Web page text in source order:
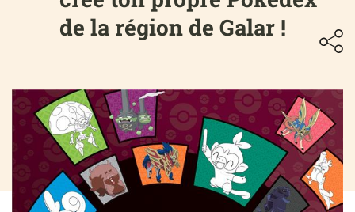
de la région de Galar !